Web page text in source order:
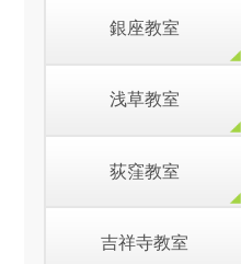
銀座教室
浅草教室
荻窪教室
吉祥寺教室